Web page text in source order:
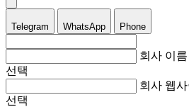
Telegram WhatsApp Phone
회사 이름
선택
회사 웹
선택